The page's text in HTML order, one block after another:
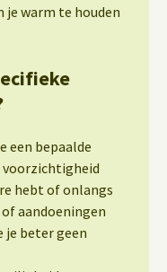
je warm te houden
een bepaalde
voorzichtigheid
hebt of onlangs
aandoeningen
je beter geen